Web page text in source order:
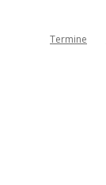
Termine